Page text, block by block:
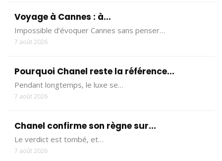
Voyage à Cannes : à...
Impossible d’évoquer Cannes sans penser…
7 août 2026
Pourquoi Chanel reste la référence...
Pendant longtemps, le luxe se…
7 août 2026
Chanel confirme son règne sur...
Le verdict est tombé, et…
7 août 2026